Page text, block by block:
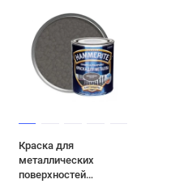
Краска для
металлических
поверхностей